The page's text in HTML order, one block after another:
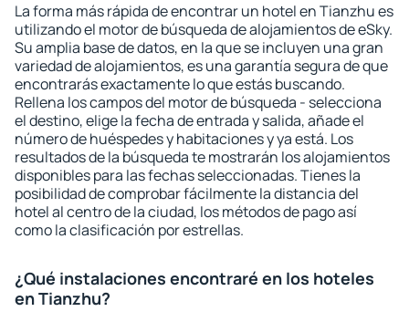
La forma más rápida de encontrar un hotel en Tianzhu es
utilizando el motor de búsqueda de alojamientos de eSky.
Su amplia base de datos, en la que se incluyen una gran
variedad de alojamientos, es una garantía segura de que
encontrarás exactamente lo que estás buscando.
Rellena los campos del motor de búsqueda - selecciona
el destino, elige la fecha de entrada y salida, añade el
número de huéspedes y habitaciones y ya está. Los
resultados de la búsqueda te mostrarán los alojamientos
disponibles para las fechas seleccionadas. Tienes la
posibilidad de comprobar fácilmente la distancia del
hotel al centro de la ciudad, los métodos de pago así
como la clasificación por estrellas.
¿Qué instalaciones encontraré en los hoteles
en Tianzhu?